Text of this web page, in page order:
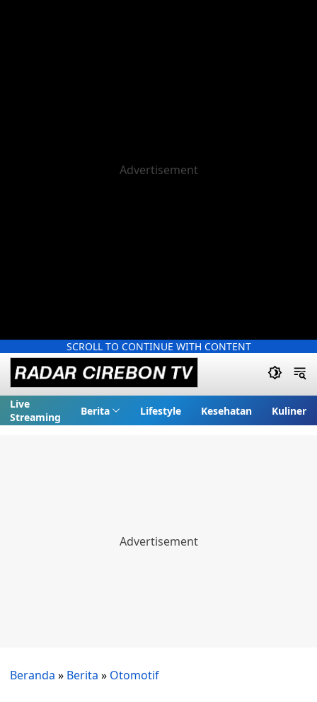
SCROLL TO CONTINUE WITH CONTENT
Live
Streaming
Berita Lifestyle Kesehatan Kuliner
Beranda » Berita » Otomotif